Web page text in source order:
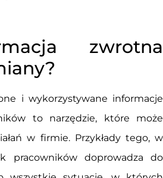
zwrotna
i wykorzystywane informacje
to narzędzie, które może
w firmie. Przykłady tego, w
pracowników doprowadza do